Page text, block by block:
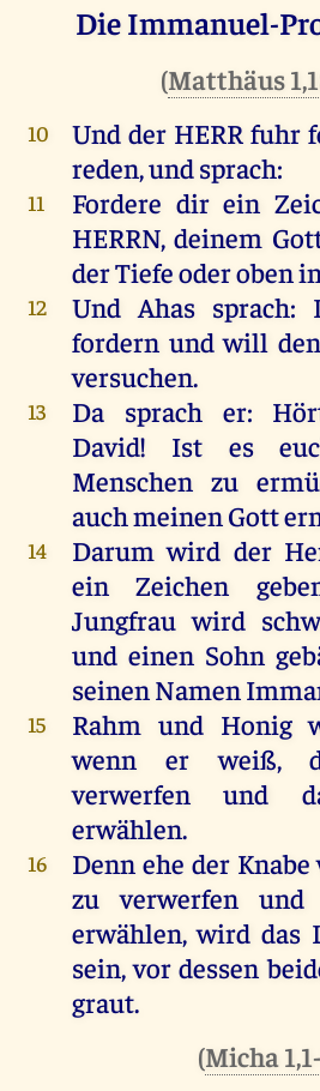
Die Immanuel-
(Matthäus
10 Und der HERR fuhr
reden,undsprach:
11 Fordere dir ein
HERRN,deinem
derTiefeoderoben
12 Und Ahas sprach:
fordern und will den
versuchen.
13 Da sprach er:
David! Ist es
Menschen zu
auchmeinenGott
14 Darum wird der
ein
Zeichen
Jungfrau wird
und einen Sohn
seinenNamen
15 Rahm und Honig
wenn
er weiß,
verwerfen
und
erwählen.
16 Denn ehe der Knabe
zu verwerfen und
erwählen,wird das
sein,vor dessen
graut.
(Micha